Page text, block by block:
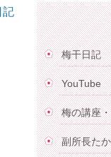
記
梅干日記
YouTube
梅の講座
副所長た